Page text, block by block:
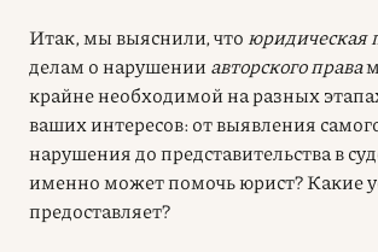
Итак, мы выяснили, что юридическая
делам о нарушении авторского права
крайне необходимой на разных
ваших интересов: от выявления
нарушения до представительства в
именно может помочь юрист? Какие
предоставляет?